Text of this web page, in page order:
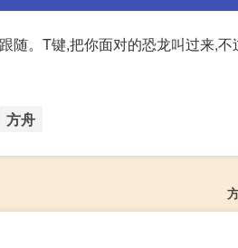
随。T键,把你面对的恐龙叫过来,不
方舟